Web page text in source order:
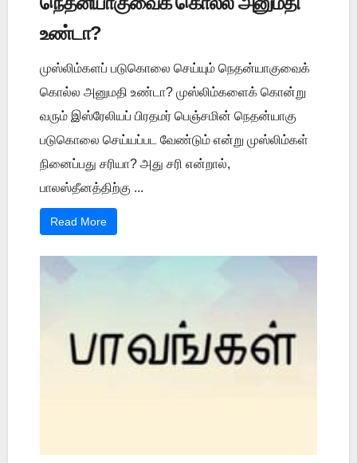
உண்டா?
முஸ்லிம்களப் படுகொலை செய்யும் நெதன்யாகுவைக்
கொல்ல அனுமதி உண்டா? முஸ்லிம்களைக் கொன்று
வரும் இஸ்ரேலியப் பிரதமர் பெஞ்சமின் நெதன்யாகு
படுகொலை செய்யப்பட வேண்டும் என்று முஸ்லிம்கள்
நினைப்பது சரியா? அது சரி என்றால்,
பாலஸ்தீனத்திற்கு ...
Read More